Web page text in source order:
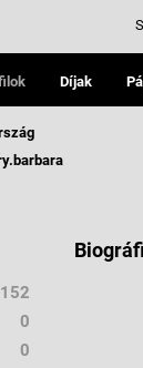
Díjak
0
0